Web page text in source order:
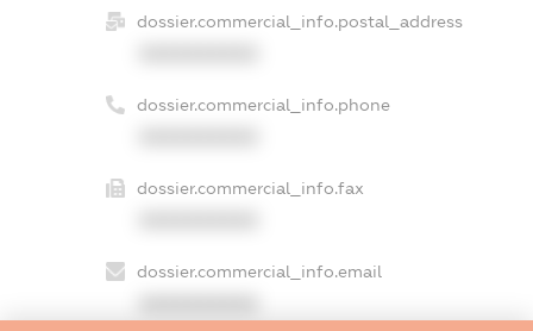
dossier.commercial_info.postal_address
dossier.commercial_info.phone
dossier.commercial_info.fax
dossier.commercial_info.email